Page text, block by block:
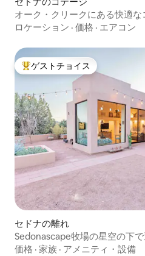
オーク・クリークにある快適な
と駐車場があります。
ロケーション · 価格 · エアコン
大好評のゲストチョイスです。
ゲストチョイス
セドナの離れ
Sedonascape牧場の星空の下
価格 · 家族 · アメニティ・設備